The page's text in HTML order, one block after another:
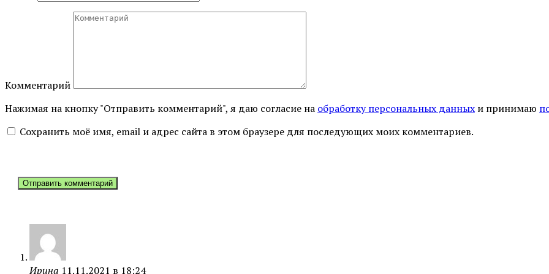
Комментарий
Нажимая на кнопку "Отправить комментарий", я даю согласие на обработку персональных данных и принимаю
Сохранить моё имя, email и адрес сайта в этом браузере для последующих моих комментариев.
Ирина 11.11.2021 в 18:24